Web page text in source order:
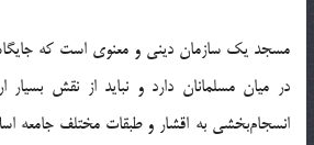
مسجد يك سازمان ديني و معنوي است كه
در ميان مسلمانان دارد و نبايد از نقش بسيار
انسجام‌‌بخشي به اقشار و طبقات مختلف جامعه